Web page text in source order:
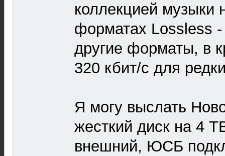
коллекцией музыки
форматах Lossless
другие форматы, в
320 кбит/с для
Я могу выслать
жесткий диск на 4
внешний, ЮСБ